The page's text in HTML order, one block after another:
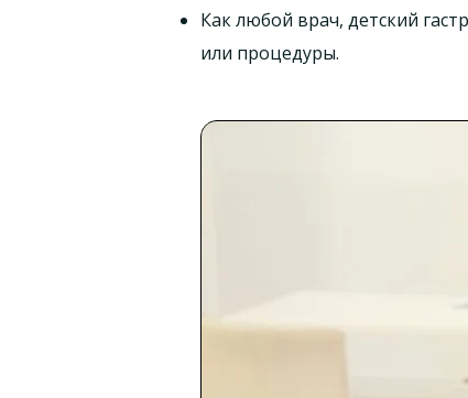
Как любой врач, детский
или процедуры.